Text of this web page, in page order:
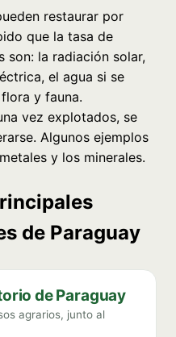
restaurar por
que la tasa de
son: la radiación solar,
el agua si se
y fauna.
vez explotados, se
Algunos ejemplos
y los minerales.
de Paraguay
de Paraguay
agrarios, junto al